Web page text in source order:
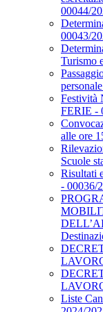
00044/
00043/
Turismo
Festività
FERIE -
alle ore
Scuole
Risultati
- 00036/
Liste